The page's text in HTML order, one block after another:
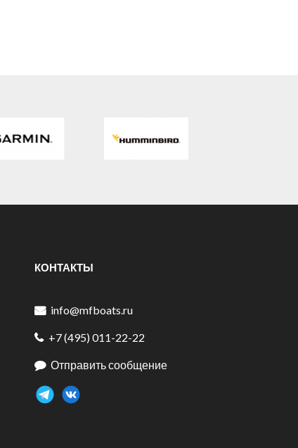
КОНТАКТЫ
info@mfboats.ru
+7 (495) 011-22-22
Отправить сообщение